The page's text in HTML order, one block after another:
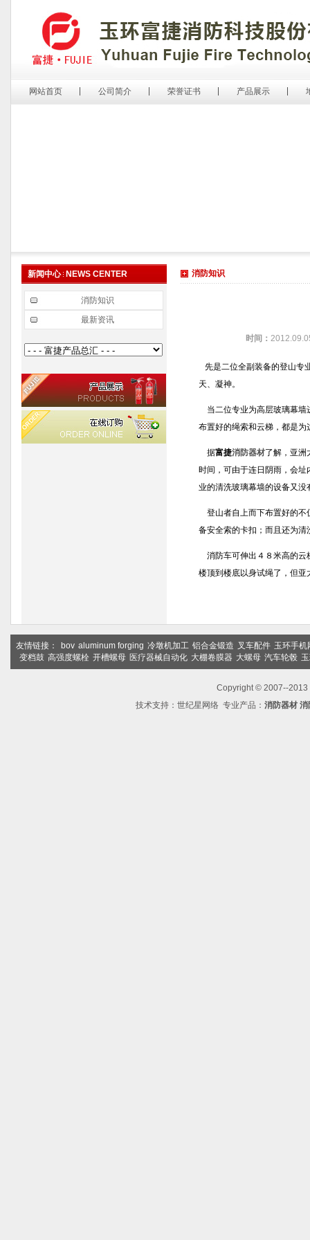
网站首页 公司简介 荣誉证书 产品展示
新闻中心 NEWS CENTER
消防知识
最新资讯
消防知识
时间：
先是二位全副装备的登山专
天、凝神。
当二位专业为高层玻璃幕墙
布置好的绳索和云梯，都是为
据富捷消防器材了解，亚洲
时间，可由于连日阴雨，会
业的清洗玻璃幕墙的设备又
登山者自上而下布置好的不
备安全索的卡扣；而且还为
消防车可伸出４８米高的云
楼顶到楼底以身试绳了，但
友情链接： bov aluminum forging 冷墩机加工 铝合金锻造 叉车配件 玉环手机
变档鼓 高强度螺栓 开槽螺母 医疗器械自动化 大棚卷膜器 大螺母 汽车轮毂
Copyright © 2007--2013
技术支持： 世纪星网络专业产品： 消防器材 消